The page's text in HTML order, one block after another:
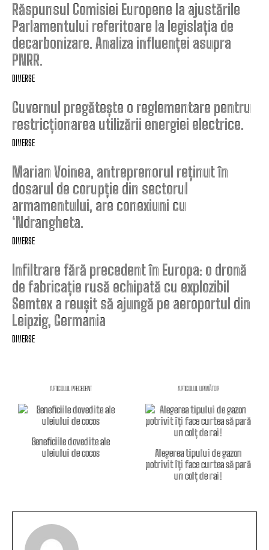
Răspunsul Comisiei Europene la ajustările
Parlamentului referitoare la legislația de
decarbonizare. Analiza influenței asupra
PNRR.
DIVERSE
Guvernul pregătește o reglementare pentru
restricționarea utilizării energiei electrice.
DIVERSE
Marian Voinea, antreprenorul reținut în
dosarul de corupție din sectorul
armamentului, are conexiuni cu
‘Ndrangheta.
DIVERSE
Infiltrare fără precedent în Europa: o dronă
de fabricație rusă echipată cu explozibil
Semtex a reușit să ajungă pe aeroportul din
Leipzig, Germania
DIVERSE
ARTICOLUL PRECEDENT
Beneficiile dovedite ale
uleiului de cocos
ARTICOLUL URMĂTOR
Alegerea tipului de gazon
potrivit îți face curtea să pară
un colț de rai!